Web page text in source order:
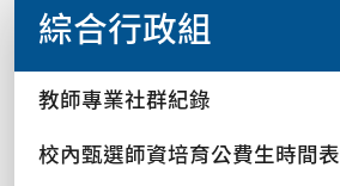
綜合行政組
教師專業社群紀錄
校內甄選師資培育公費生時間表